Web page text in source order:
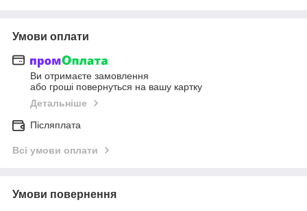
Умови оплати
Ви отримаєте замовлення
або гроші повернуться на вашу картку
Детальніше
Післяплата
Всі умови оплати
Умови повернення